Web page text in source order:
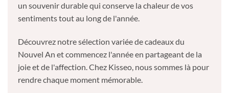
un souvenir durable qui conserve la chaleur de vos
sentiments tout au long de l'année.
Découvrez notre sélection variée de cadeaux du
Nouvel An et commencez l'année en partageant de la
joie et de l'affection. Chez Kisseo, nous sommes là pour
rendre chaque moment mémorable.